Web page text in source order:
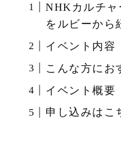
NHKカルチ
をルビーから
イベント内容
こんな方にお
イベント概要
申し込みはこ